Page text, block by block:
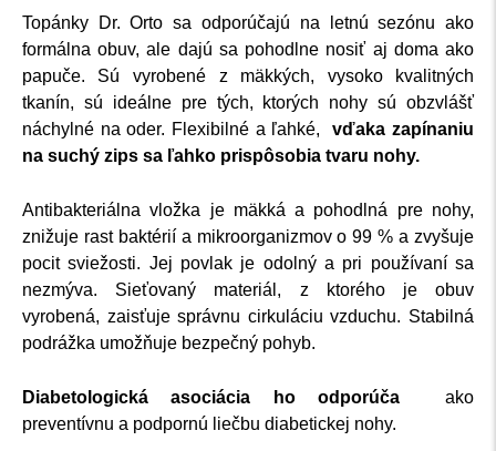
Topánky Dr. Orto sa odporúčajú na letnú sezónu ako
formálna obuv, ale dajú sa pohodlne nosiť aj doma ako
papuče. Sú vyrobené z mäkkých, vysoko kvalitných
tkanín, sú ideálne pre tých, ktorých nohy sú obzvlášť
náchylné na oder. Flexibilné a ľahké,vďaka zapínaniu
na suchý zips sa ľahko prispôsobia tvaru nohy.
Antibakteriálna vložka je mäkká a pohodlná pre nohy,
znižuje rast baktérií a mikroorganizmov o 99 % a zvyšuje
pocit sviežosti. Jej povlak je odolný a pri používaní sa
nezmýva. Sieťovaný materiál, z ktorého je obuv
vyrobená, zaisťuje správnu cirkuláciu vzduchu. Stabilná
podrážka umožňuje bezpečný pohyb.
Diabetologická asociácia ho odporúča ako
preventívnu a podpornú liečbu diabetickej nohy.